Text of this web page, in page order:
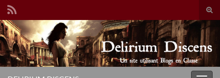
Search for: